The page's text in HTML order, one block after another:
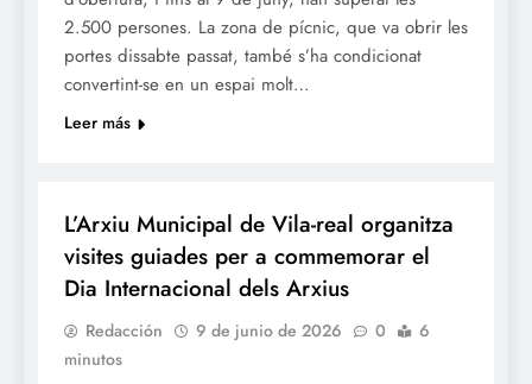
2.500 persones. La zona de pícnic, que va obrir les
portes dissabte passat, també s’ha condicionat
convertint-se en un espai molt…
Leer más
L’Arxiu Municipal de Vila-real organitza
visites guiades per a commemorar el
Dia Internacional dels Arxius
Redacción 9 de junio de 2026 0
6
minutos